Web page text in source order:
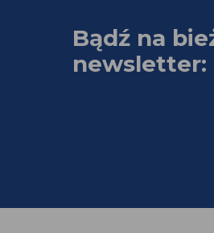
Bądź na
newsletter: